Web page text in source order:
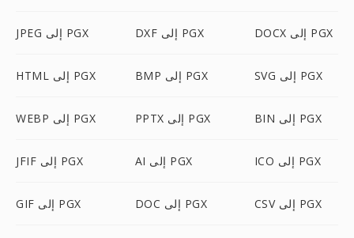
JPEG إلى PGX DXF إلى PGX DOCX إلى PGX
HTML إلى PGX BMP إلى PGX SVG إلى PGX
WEBP إلى PGX PPTX إلى PGX BIN إلى PGX
JFIF إلى PGX AI إلى PGX ICO إلى PGX
GIF إلى PGX DOC إلى PGX CSV إلى PGX